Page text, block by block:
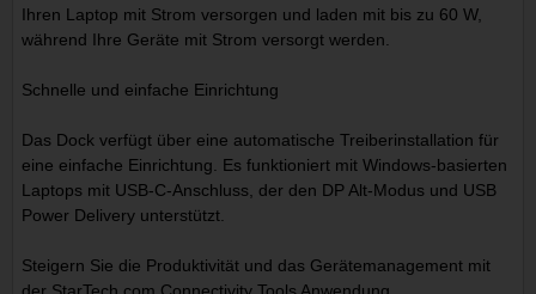
Ihren Laptop mit Strom versorgen und laden mit bis zu 60 W,
während Ihre Geräte mit Strom versorgt werden.
Schnelle und einfache Einrichtung
Das Dock verfügt über eine automatische Treiberinstallation für
eine einfache Einrichtung. Es funktioniert mit Windows-basierten
Laptops mit USB-C-Anschluss, der den DP Alt-Modus und USB
Power Delivery unterstützt.
Steigern Sie die Produktivität und das Gerätemanagement mit
der StarTech.com Connectivity Tools Anwendung